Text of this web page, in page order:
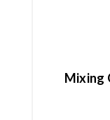
Mixing